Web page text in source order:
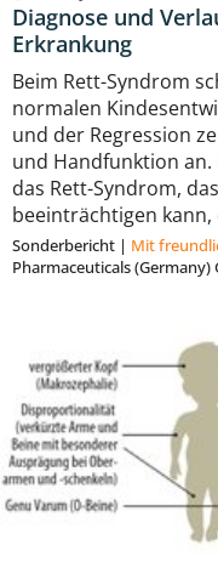
Diagnose und
Erkrankung
Beim Rett-Syndrom
normalen
und der Regression
und Handfunktion
das Rett-Syndrom,
beeinträchtigen
Sonderbericht | Mit
Pharmaceuticals